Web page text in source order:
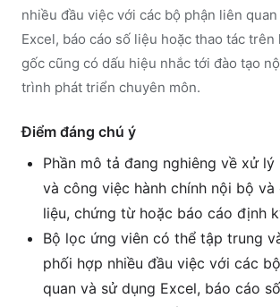
nhiều đầu việc với các bộ phận liên
Excel, báo cáo số liệu hoặc thao tác trên
gốc cũng có dấu hiệu nhắc tới đào tạo
trình phát triển chuyên môn.
Điểm đáng chú ý
Phần mô tả đang nghiêng về xử
và công việc hành chính nội bộ
liệu, chứng từ hoặc báo cáo định
Bộ lọc ứng viên có thể tập trung
phối hợp nhiều đầu việc với các
quan và sử dụng Excel, báo cáo